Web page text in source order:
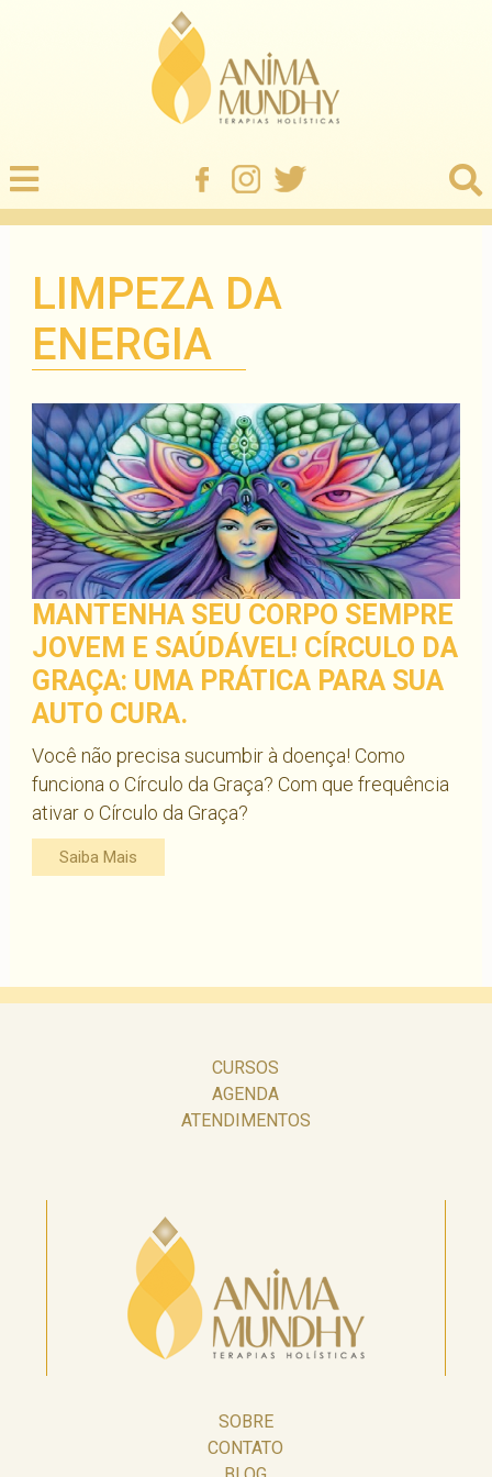
LIMPEZA DA
ENERGIA
MANTENHA SEU CORPO SEMPRE
JOVEM E SAÚDÁVEL! CÍRCULO DA
GRAÇA: UMA PRÁTICA PARA SUA
AUTO CURA.
Você não precisa sucumbir à doença! Como
funciona o Círculo da Graça? Com que frequência
ativar o Círculo da Graça?
Saiba Mais
CURSOS
AGENDA
ATENDIMENTOS
SOBRE
CONTATO